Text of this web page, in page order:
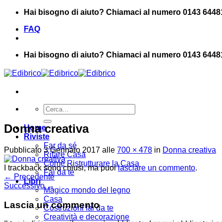
Salta
contenuti
Hai bisogno di aiuto? Chiamaci al numero 0143
FAQ
Hai bisogno di aiuto? Chiamaci al numero 0143
Cerca:
Home
Riviste
Far da sé
Rifare Casa
Come Ristrutturare la Casa
Fai da te
Libri
Magico mondo del legno
Casa
Costruzioni fai da te
Creatività e decorazione
Donna creativa
Pubblicato 3 Gennaio 2017 alle 700 × 478 in Donna creativa
I trackback sono chiusi, ma puoilasciare un commento.
← Precedente
Successivo →
Lascia un commento